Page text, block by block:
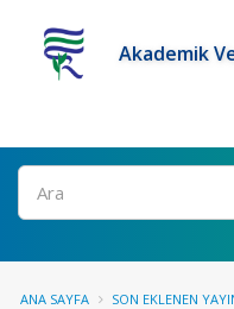
Akademik
Ara
ANA SAYFA SON EKLENEN